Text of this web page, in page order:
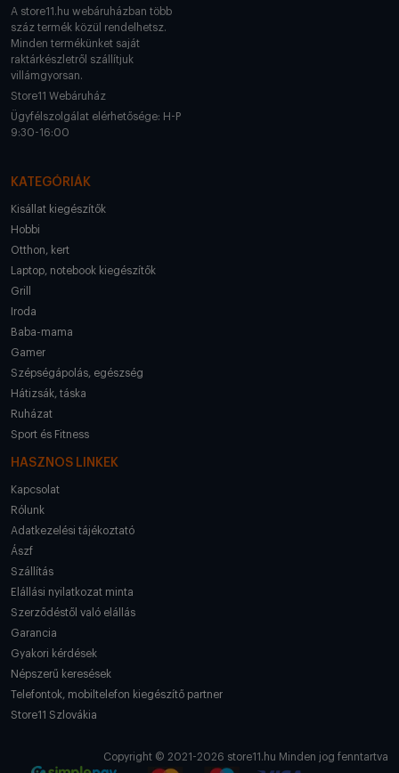
A store11.hu webáruházban több
száz termék közül rendelhetsz.
Minden termékünket saját
raktárkészletről szállítjuk
villámgyorsan.
Store11 Webáruház
Ügyfélszolgálat elérhetősége: H-P
9:30-16:00
KATEGÓRIÁK
Kisállat kiegészítők
Hobbi
Otthon, kert
Laptop, notebook kiegészítők
Grill
Iroda
Baba-mama
Gamer
Szépségápolás, egészség
Hátizsák, táska
Ruházat
Sport és Fitness
HASZNOS LINKEK
Kapcsolat
Rólunk
Adatkezelési tájékoztató
Ászf
Szállítás
Elállási nyilatkozat minta
Szerződéstől való elállás
Garancia
Gyakori kérdések
Népszerű keresések
Telefontok, mobiltelefon kiegészítő partner
Store11 Szlovákia
Copyright © 2021-2026 store11.hu Minden jog fenntartva